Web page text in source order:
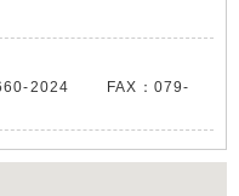
660-2024 FAX：079-